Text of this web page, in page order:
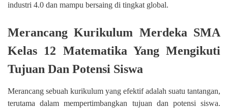
industri 4.0 dan mampu bersaing di tingkat global.
Merancang Kurikulum Merdeka SMA
Kelas 12 Matematika Yang Mengikuti
Tujuan Dan Potensi Siswa
Merancang sebuah kurikulum yang efektif adalah suatu tantangan,
terutama dalam mempertimbangkan tujuan dan potensi siswa.